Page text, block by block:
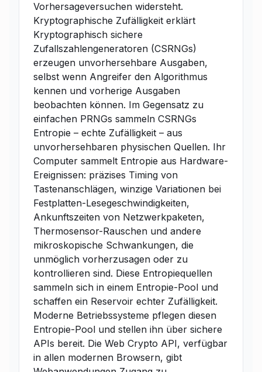
Vorhersageversuchen widersteht.
Kryptographische Zufälligkeit erklärt
Kryptographisch sichere
Zufallszahlengeneratoren (CSRNGs)
erzeugen unvorhersehbare Ausgaben,
selbst wenn Angreifer den Algorithmus
kennen und vorherige Ausgaben
beobachten können. Im Gegensatz zu
einfachen PRNGs sammeln CSRNGs
Entropie – echte Zufälligkeit – aus
unvorhersehbaren physischen Quellen. Ihr
Computer sammelt Entropie aus Hardware-
Ereignissen: präzises Timing von
Tastenanschlägen, winzige Variationen bei
Festplatten-Lesegeschwindigkeiten,
Ankunftszeiten von Netzwerkpaketen,
Thermosensor-Rauschen und andere
mikroskopische Schwankungen, die
unmöglich vorherzusagen oder zu
kontrollieren sind. Diese Entropiequellen
sammeln sich in einem Entropie-Pool und
schaffen ein Reservoir echter Zufälligkeit.
Moderne Betriebssysteme pflegen diesen
Entropie-Pool und stellen ihn über sichere
APIs bereit. Die Web Crypto API, verfügbar
in allen modernen Browsern, gibt